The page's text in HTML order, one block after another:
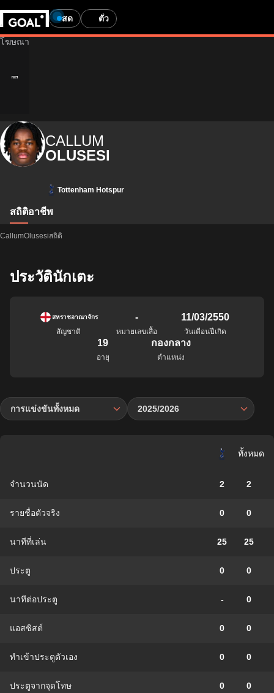
สด ตั๋ว
CALLUM
OLUSESI
Tottenham Hotspur
สถิติอาชีพ
CallumOlusesiสถิติ
ประวัตินักเตะ
สหราชอาณาจักร
สัญชาติ
-
หมายเลขเสื้อ
11/03/2550
วันเดือนปีเกิด
19
อายุ
กองกลาง
ตำแหน่ง
การแข่งขันทั้งหมด 2025/2026
ทั้งหมด
จำนวนนัด 2 2
รายชื่อตัวจริง 0 0
นาทีที่เล่น 25 25
ประตู 0 0
นาทีต่อประตู - 0
แอสซิสต์ 0 0
ทําเข้าประตูตัวเอง 0 0
ประตูจากจุดโทษ 0 0